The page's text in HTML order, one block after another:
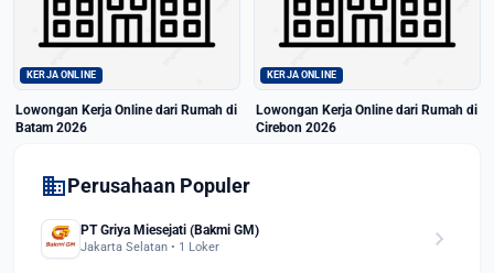
KERJA ONLINE
Lowongan Kerja Online dari Rumah di
Batam 2026
KERJA ONLINE
Lowongan Kerja Online dari Rumah di
Cirebon 2026
domainPerusahaan Populer
PT Griya Miesejati (Bakmi GM)
Jakarta Selatan • 1 Loker chevron_right